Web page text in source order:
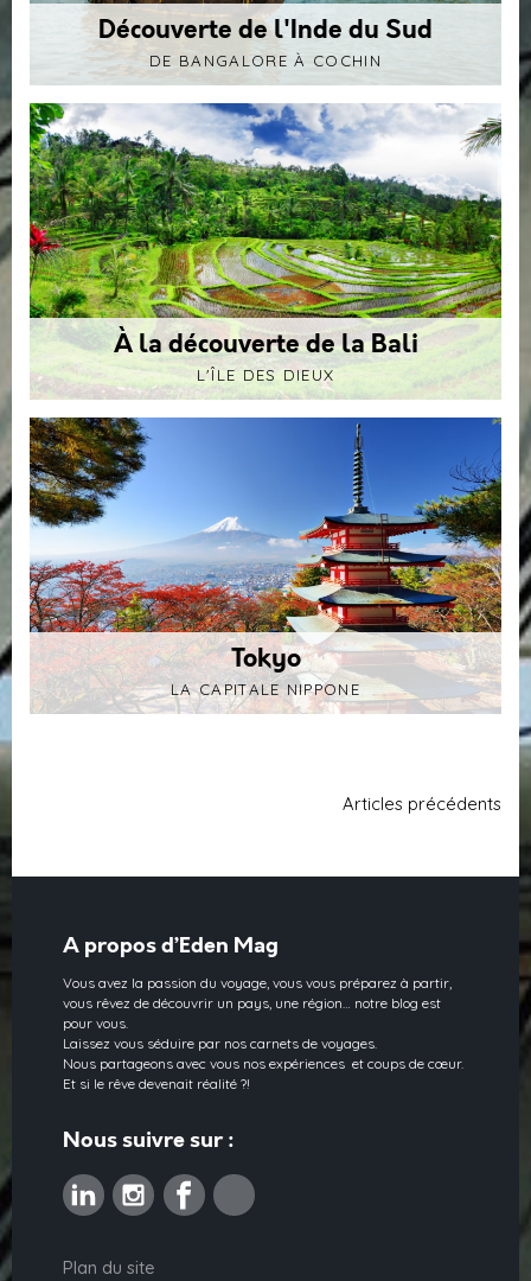
Découverte de l'Inde du Sud
DE BANGALORE À COCHIN
À la découverte de la Bali
L'ÎLE DES DIEUX
Tokyo
LA CAPITALE NIPPONE
Articles précédents
A propos d’Eden Mag
Vous avez la passion du voyage, vous vous préparez à partir,
vous rêvez de découvrir un pays, une région… notre blog est
pour vous.
Laissez vous séduire par nos carnets de voyages.
Nous partageons avec vous nos expériences et coups de cœur.
Et si le rêve devenait réalité ?!
Nous suivre sur :
LinkedinInstagramFacebookPinterest
Plan du site